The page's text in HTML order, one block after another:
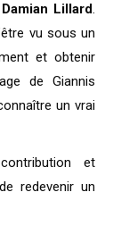
Damian Lillard.
vu sous un
et obtenir
de Giannis
un vrai
et
redevenir un